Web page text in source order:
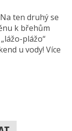
ten druhý se
k břehům
plážo“
u vody! Více